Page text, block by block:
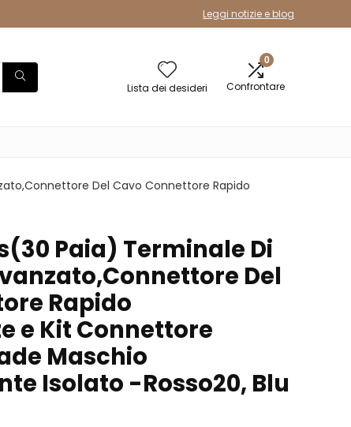
Leggi notizie e blog
Lista dei desideri
0
Confrontare
Del Cavo Connettore Rapido
Paia) Terminale Di
Del
Rapido
e Kit Connettore
Maschio
Isolato -Rosso20, Blu